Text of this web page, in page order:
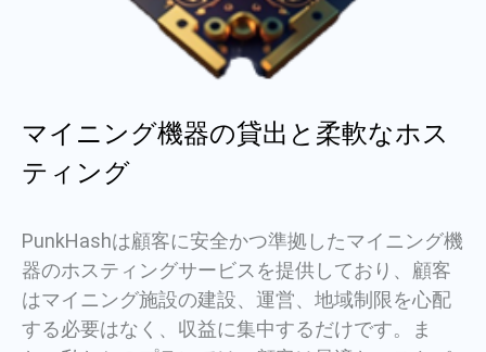
マイニング機器の貸出と柔軟なホス
ティング
PunkHashは顧客に安全かつ準拠したマイニング機
器のホスティングサービスを提供しており、顧客
はマイニング施設の建設、運営、地域制限を心配
する必要はなく、収益に集中するだけです。ま